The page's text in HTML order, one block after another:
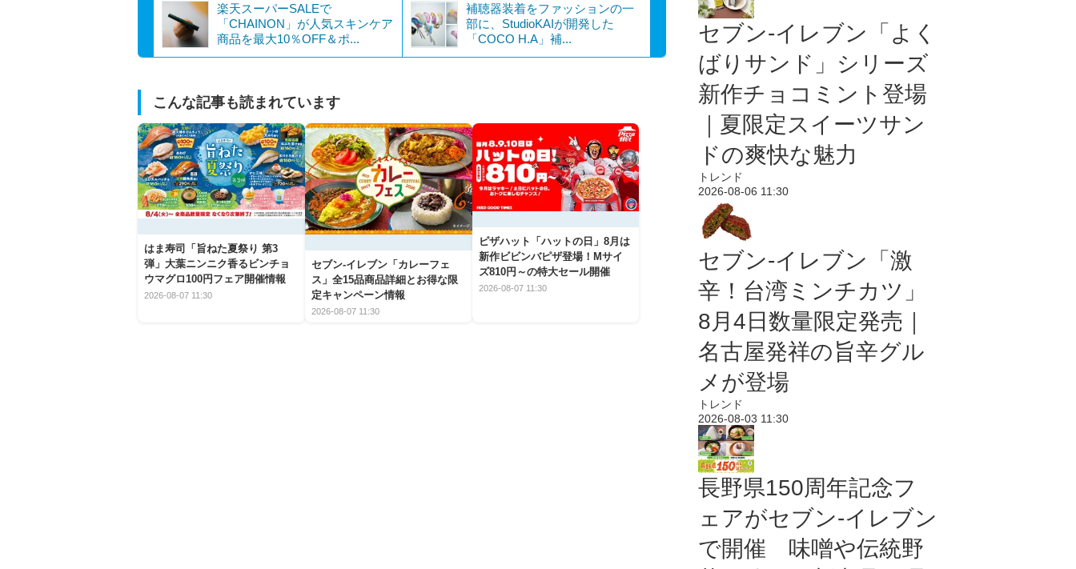
楽天スーパーSALEで
「CHAINON」が人気スキンケア
商品を最大10％OFF＆ポ...
補聴器装着をファッションの一
部に、StudioKAIが開発した
「COCO H.A」補...
こんな記事も読まれています
はま寿司「旨ねた夏祭り 第3
弾」大葉ニンニク香るビンチョ
ウマグロ100円フェア開催情報
2026-08-07 11:30
セブン‐イレブン「カレーフェ
ス」全15品商品詳細とお得な限
定キャンペーン情報
2026-08-07 11:30
ピザハット「ハットの日」8月は
新作ビビンバピザ登場！Mサイ
ズ810円～の特大セール開催
2026-08-07 11:30
セブン‐イレブン「よく
ばりサンド」シリーズ
新作チョコミント登場
｜夏限定スイーツサン
ドの爽快な魅力
トレンド
2026-08-06 11:30
セブン-イレブン「激
辛！台湾ミンチカツ」
8月4日数量限定発売｜
名古屋発祥の旨辛グル
メが登場
トレンド
2026-08-03 11:30
長野県150周年記念フ
ェアがセブン-イレブン
で開催 味噌や伝統野